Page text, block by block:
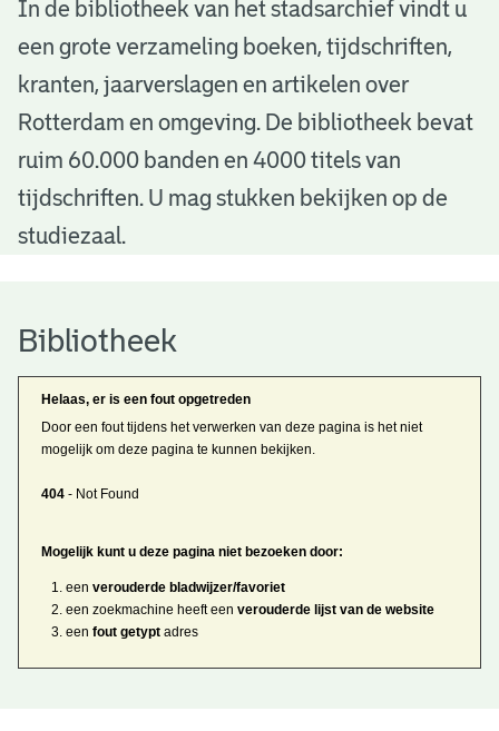
B
b
o
h
e
In de bibliotheek van het stadsarchief vindt u
een grote verzameling boeken, tijdschriften,
kranten, jaarverslagen en artikelen over
Rotterdam en omgeving. De bibliotheek bevat
ruim 60.000 banden en 4000 titels van
tijdschriften. U mag stukken bekijken op de
studiezaal.
Bibliotheek
Helaas, er is een fout opgetreden
Door een fout tijdens het verwerken van deze pagina is het niet
mogelijk om deze pagina te kunnen bekijken.
404 - Not Found
Mogelijk kunt u deze pagina niet bezoeken door:
eenverouderde bladwijzer/favoriet
een zoekmachine heeft eenverouderde lijst van de website
eenfout getypt adres